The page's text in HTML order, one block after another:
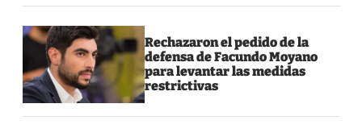
Rechazaron el pedido de la
defensa de Facundo Moyano
para levantar las medidas
restrictivas